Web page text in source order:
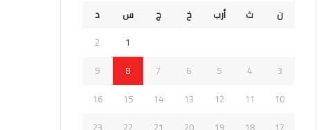
ن
ث أرب خ ج س
د
1
2
3
4
5
6
7
8
9
10
11
12
13
14
15
16